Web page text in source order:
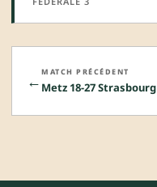
← MATCH PRÉCÉDENT
Metz 18-27 Strasbourg